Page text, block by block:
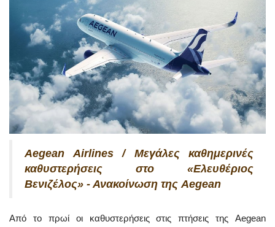
Aegean Airlines / Μεγάλες καθημερινές
καθυστερήσεις στο «Ελευθέριος
Βενιζέλος» - Ανακοίνωση της Aegean
Από το πρωί οι καθυστερήσεις στις πτήσεις της Aegean